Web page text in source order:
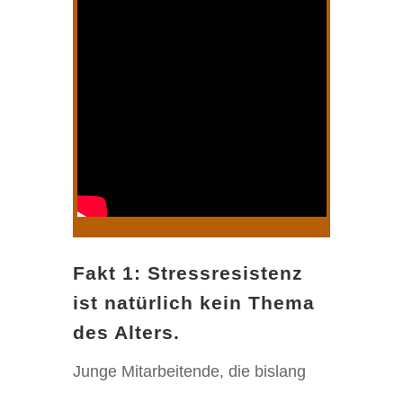
Fakt 1: Stressresistenz
ist natürlich kein Thema
des Alters.
Junge Mitarbeitende, die bislang